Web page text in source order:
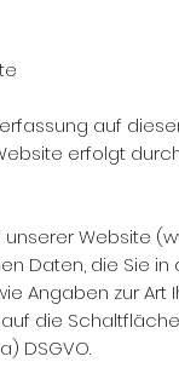
auf
erfolgt
Website (
Daten, die Sie
Angaben zur
die
DSGVO.